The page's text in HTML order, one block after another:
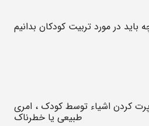
باید در مورد تربیت کودکان بدانیم
پرت کردن اشیاء توسط کودک ، امری
طبیعی یا خطرناک